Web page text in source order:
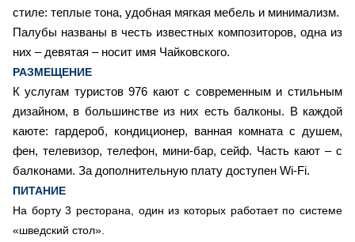
стиле: теплые тона, удобная мягкая мебель и минимализм.
Палубы названы в честь известных композиторов, одна из
них – девятая – носит имя Чайковского.
РАЗМЕЩЕНИЕ
К услугам туристов 976 кают с современным и стильным
дизайном, в большинстве из них есть балконы. В каждой
каюте: гардероб, кондиционер, ванная комната с душем,
фен, телевизор, телефон, мини-бар, сейф. Часть кают – с
балконами. За дополнительную плату доступен Wi-Fi.
ПИТАНИЕ
На борту 3 ресторана, один из которых работает по системе
«шведский стол».